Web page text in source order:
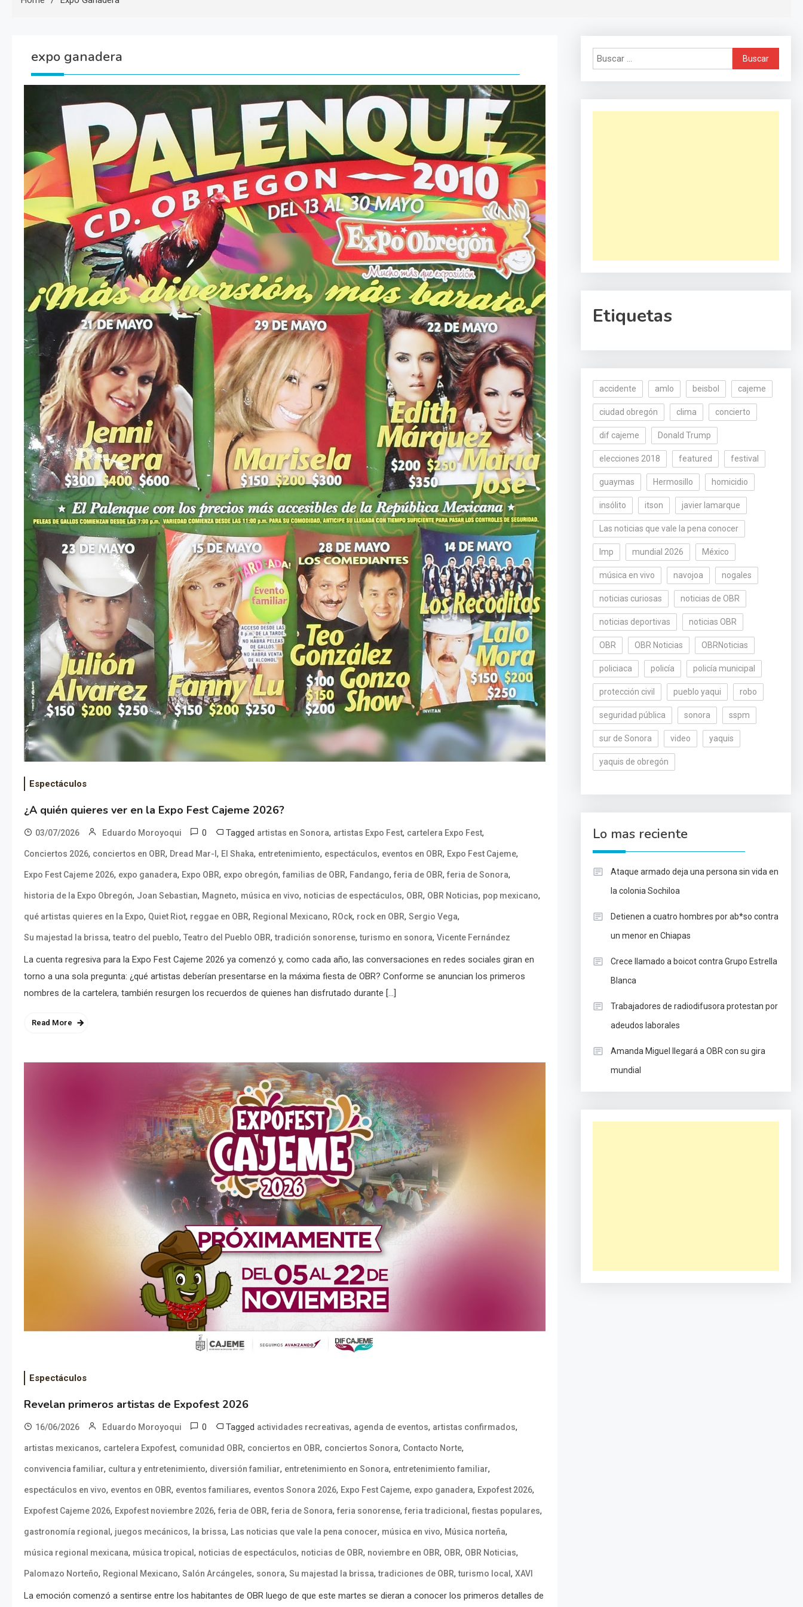
expo ganadera
Espectáculos
¿A quién quieres ver en la Expo Fest Cajeme 2026?
03/07/2026 Eduardo Moroyoqui 0 Tagged artistas en Sonora, artistas Expo Fest, cartelera Expo Fest,
Conciertos 2026, conciertos en OBR, Dread Mar-I , El Shaka, entretenimiento, espectáculos, eventos en OBR, Expo Fest Cajeme,
Expo Fest Cajeme 2026, expo ganadera, Expo OBR, expo obregón, familias de OBR, Fandango, feria de OBR, feria de Sonora,
historia de la Expo Obregón, Joan Sebastian, Magneto, música en vivo, noticias de espectáculos, OBR, OBR Noticias, pop mexicano,
qué artistas quieres en la Expo, Quiet Riot, reggae en OBR, Regional Mexicano, ROck, rock en OBR, Sergio Vega,
Su majestad la brissa,teatro del pueblo, Teatro del Pueblo OBR,tradición sonorense,turismo en sonora, Vicente Fernández
La cuenta regresiva para la Expo Fest Cajeme 2026 ya comenzó y, como cada año, las conversaciones en redes sociales giran en
torno a una sola pregunta: ¿qué artistas deberían presentarse en la máxima fiesta de OBR? Conforme se anuncian los primeros
nombres de la cartelera, también resurgen los recuerdos de quienes han disfrutado durante […]
Read More
Espectáculos
Revelan primeros artistas de Expofest 2026
16/06/2026 Eduardo Moroyoqui 0 Tagged actividades recreativas, agenda de eventos, artistas confirmados,
artistas mexicanos, cartelera Expofest, comunidad OBR, conciertos en OBR, conciertos Sonora, Contacto Norte,
convivencia familiar, cultura y entretenimiento, diversión familiar, entretenimiento en Sonora, entretenimiento familiar,
espectáculos en vivo, eventos en OBR, eventos familiares, eventos Sonora 2026, Expo Fest Cajeme, expo ganadera, Expofest 2026,
Expofest Cajeme 2026, Expofest noviembre 2026, feria de OBR, feria de Sonora, feria sonorense, feria tradicional, fiestas populares,
gastronomía regional, juegos mecánicos, la brissa, Las noticias que vale la pena conocer, música en vivo, Música norteña,
música regional mexicana, música tropical, noticias de espectáculos, noticias de OBR, noviembre en OBR, OBR, OBR Noticias,
Palomazo Norteño, Regional Mexicano, Salón Arcángeles, sonora, Su majestad la brissa,tradiciones de OBR,turismo local, XAVI
La emoción comenzó a sentirse entre los habitantes de OBR luego de que este martes se dieran a conocer los primeros detalles de
Buscar:
Etiquetas
accidente amlo beisbol cajeme
ciudad obregón clima concierto
dif cajeme Donald Trump
elecciones 2018 featured festival
guaymas Hermosillo homicidio
insólito itson javier lamarque
Las noticias que vale la pena conocer
lmp mundial 2026 México
música en vivo navojoa nogales
noticias curiosas noticias de OBR
noticias deportivas noticias OBR
OBR OBR Noticias OBRNoticias
policiaca policía policía municipal
protección civil pueblo yaqui robo
seguridad pública sonora sspm
sur de Sonora video yaquis
yaquis de obregón
Lo mas reciente
Ataque armado deja una persona sin vida en
la colonia Sochiloa
Detienen a cuatro hombres por ab*so contra
un menor en Chiapas
Crece llamado a boicot contra Grupo Estrella
Blanca
Trabajadores de radiodifusora protestan por
adeudos laborales
Amanda Miguel llegará a OBR con su gira
mundial